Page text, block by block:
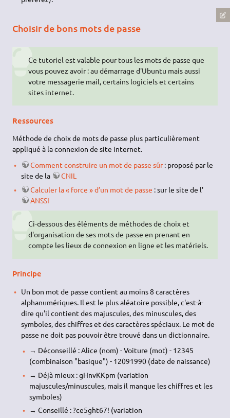
Choisir de bons mots de passe
Ce tutoriel est valable pour tous les mots de passe que
vous pouvez avoir : au démarrage d'Ubuntu mais aussi
votre messagerie mail, certains logiciels et certains
sites internet.
Ressources
Méthode de choix de mots de passe plus particulièrement
appliqué à la connexion de site internet.
Comment construire un mot de passe sûr: proposé par le
site de la
CNIL
Calculer la « force » d’un mot de passe : sur le site de l'
ANSSI
Ci-dessous des éléments de méthodes de choix et
d'organisation de ses mots de passe en prenant en
compte les lieux de connexion en ligne et les matériels.
Principe
Un bon mot de passe contient au moins 8 caractères
alphanumériques. Il est le plus aléatoire possible, c'est-à-
dire qu'il contient des majuscules, des minuscules, des
symboles, des chiffres et des caractères spéciaux. Le mot de
passe ne doit pas pouvoir être trouvé dans un dictionnaire.
→ Déconseillé : Alice (nom) - Voiture (mot) - 12345
(combinaison "basique") - 12091990 (date de naissance)
→ Déjà mieux : gHnvKKpm (variation
majuscules/minuscules, mais il manque les chiffres et les
symboles)
→ Conseillé : ?ce5ght67! (variation